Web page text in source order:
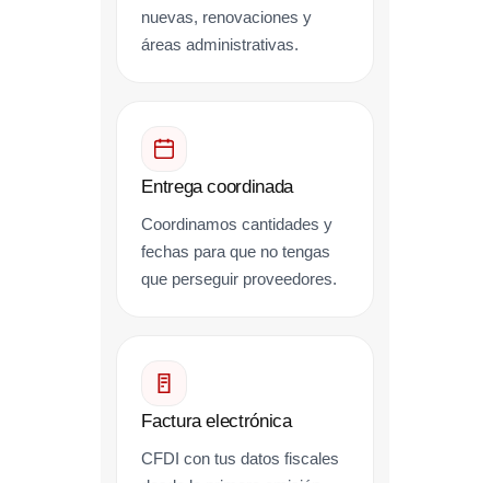
nuevas, renovaciones y
áreas administrativas.
Entrega coordinada
Coordinamos cantidades y
fechas para que no tengas
que perseguir proveedores.
Factura electrónica
CFDI con tus datos fiscales